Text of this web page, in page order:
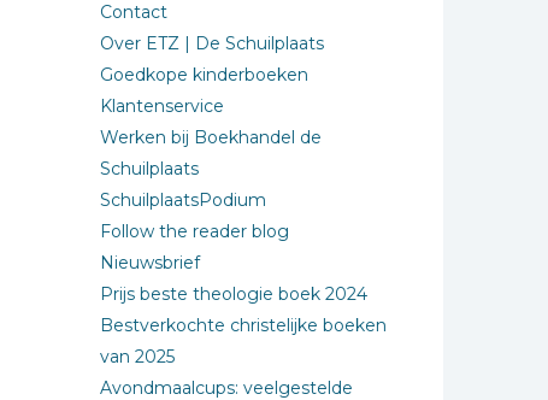
Contact
Over ETZ | De Schuilplaats
Goedkope kinderboeken
Klantenservice
Werken bij Boekhandel de
Schuilplaats
SchuilplaatsPodium
Follow the reader blog
Nieuwsbrief
Prijs beste theologie boek 2024
Bestverkochte christelijke boeken
van 2025
Avondmaalcups: veelgestelde